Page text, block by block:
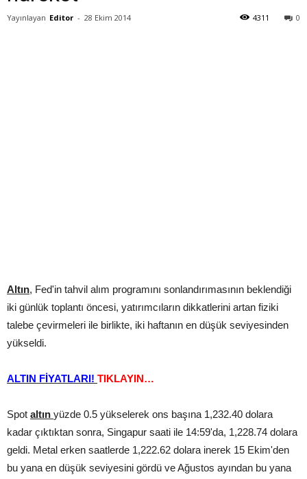
Yayınlayan Editor - 28 Ekim 2014 0
4311
Altın, Fed'in tahvil alım programını sonlandırımasının beklendiği
iki günlük toplantı öncesi, yatırımcıların dikkatlerini artan fiziki
talebe çevirmeleri ile birlikte, iki haftanın en düşük seviyesinden
yükseldi.
ALTIN FİYATLARI! TIKLAYIN…
Spot altın yüzde 0.5 yükselerek ons başına 1,232.40 dolara
kadar çıktıktan sonra, Singapur saati ile 14:59'da, 1,228.74 dolara
geldi. Metal erken saatlerde 1,222.62 dolara inerek 15 Ekim'den
bu yana en düşük seviyesini gördü ve Ağustos ayından bu yana